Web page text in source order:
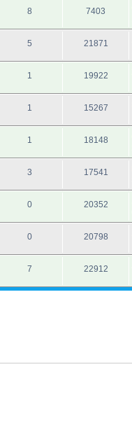
8 7403
5 21871
1 19922
1 15267
1 18148
3 17541
0 20352
0 20798
7 22912